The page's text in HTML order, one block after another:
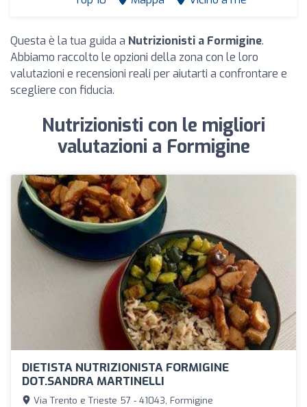
Questa è la tua guida a Nutrizionisti a Formigine.
Abbiamo raccolto le opzioni della zona con le loro
valutazioni e recensioni reali per aiutarti a confrontare e
scegliere con fiducia.
Nutrizionisti con le migliori
valutazioni a Formigine
DIETISTA NUTRIZIONISTA FORMIGINE
DOT.SANDRA MARTINELLI
Via Trento e Trieste 57 - 41043, Formigine